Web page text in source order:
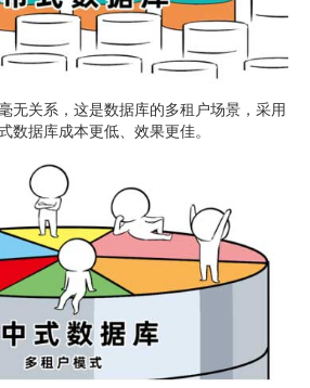
无关系，这是数据库的多租户场景，采用
数据库成本更低、效果更佳。